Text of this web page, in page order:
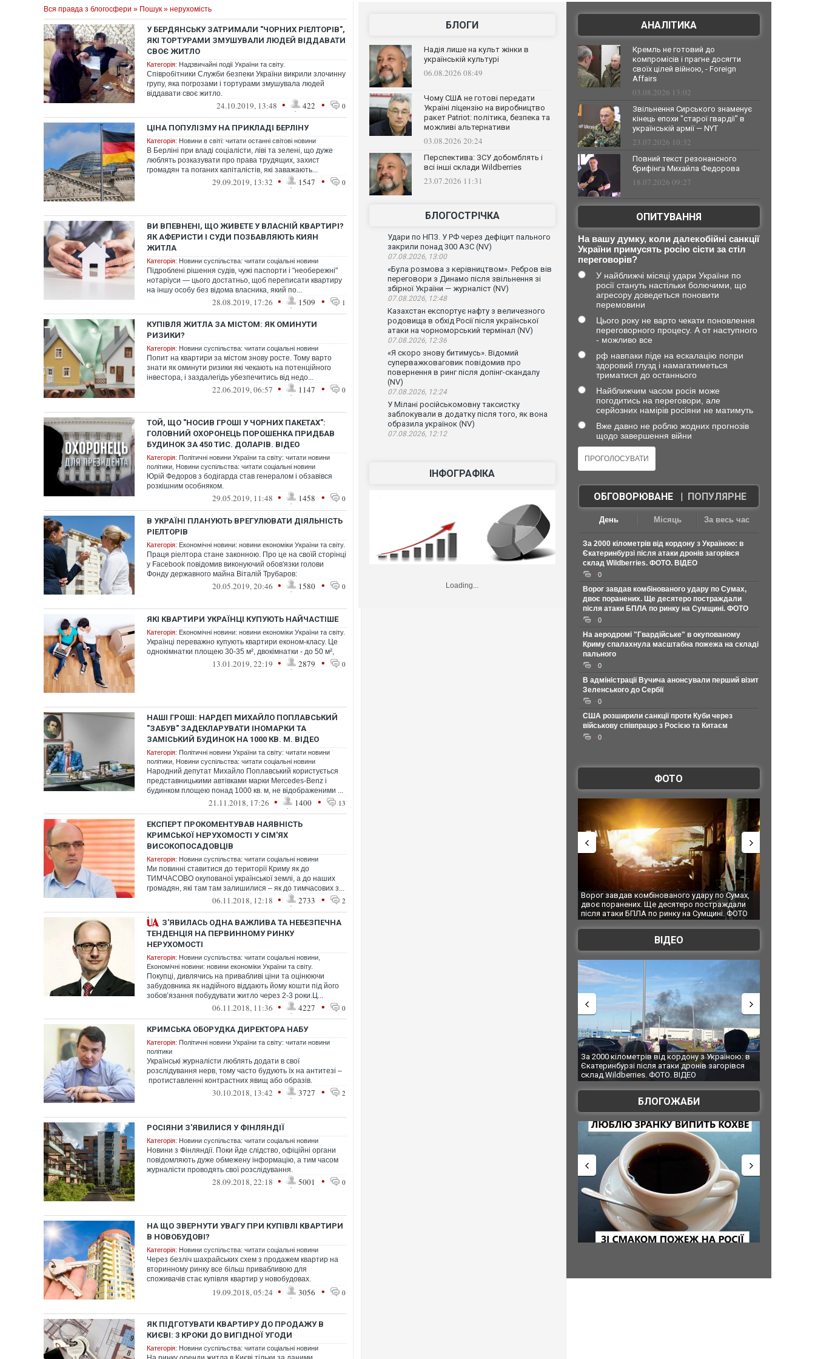
Вся правда з блогосфери » Пошук » нерухомість
У БЕРДЯНСЬКУ ЗАТРИМАЛИ "ЧОРНИХ РІЕЛТОРІВ",
ЯКІ ТОРТУРАМИ ЗМУШУВАЛИ ЛЮДЕЙ ВІДДАВАТИ
СВОЄ ЖИТЛО
Категорія: Надзвичайні події України та світу.
Співробітники Служби безпеки України викрили злочинну
групу, яка погрозами і тортурами змушувала людей
віддавати своє житло.
24.10.2019, 13:48 • 422 • 0
ЦІНА ПОПУЛІЗМУ НА ПРИКЛАДІ БЕРЛІНУ
Категорія: Новини в світі: читати останні світові новини
В Берліні при владі соціалісти, ліві та зелені, що дуже
люблять розказувати про права трудящих, захист
громадян та поганих капіталістів, які заважають...
29.09.2019, 13:32 • 1547 • 0
ВИ ВПЕВНЕНІ, ЩО ЖИВЕТЕ У ВЛАСНІЙ КВАРТИРІ?
ЯК АФЕРИСТИ І СУДИ ПОЗБАВЛЯЮТЬ КИЯН
ЖИТЛА
Категорія: Новини суспільства: читати соціальні новини
Підроблені рішення судів, чужі паспорти і "необережні"
нотаріуси — цього достатньо, щоб переписати квартиру
на іншу особу без відома власника, який по...
28.08.2019, 17:26 • 1509 • 1
КУПІВЛЯ ЖИТЛА ЗА МІСТОМ: ЯК ОМИНУТИ
РИЗИКИ?
Категорія: Новини суспільства: читати соціальні новини
Попит на квартири за містом знову росте. Тому варто
знати як оминути ризики які чекають на потенційного
інвестора, і заздалегідь убезпечитись від недо...
22.06.2019, 06:57 • 1147 • 0
ТОЙ, ЩО "НОСИВ ГРОШІ У ЧОРНИХ ПАКЕТАХ":
ГОЛОВНИЙ ОХОРОНЕЦЬ ПОРОШЕНКА ПРИДБАВ
БУДИНОК ЗА 450 ТИС. ДОЛАРІВ. ВІДЕО
Категорія: Політичні новини України та світу: читати новини
політики Новини суспільства: читати соціальні новини
Юрій Федоров з бодігарда став генералом і обзавівся
розкішним особняком.
29.05.2019, 11:48 • 1458 • 0
В УКРАЇНІ ПЛАНУЮТЬ ВРЕГУЛЮВАТИ ДІЯЛЬНІСТЬ
РІЕЛТОРІВ
Категорія: Економічні новини: новини економіки України та світу.
Праця ріелтора стане законною. Про це на своїй сторінці
у Facebook повідомив виконуючий обов'язки голови
Фонду державного майна Віталій Трубаров:
20.05.2019, 20:46 • 1580 • 0
ЯКІ КВАРТИРИ УКРАЇНЦІ КУПУЮТЬ НАЙЧАСТІШЕ
Категорія: Економічні новини: новини економіки України та світу.
Українці переважно купують квартири економ-класу. Це
однокімнатки площею 30-35 м², двокімнатки - до 50 м²,
13.01.2019, 22:19 • 2879 • 0
НАШІ ГРОШІ: НАРДЕП МИХАЙЛО ПОПЛАВСЬКИЙ
"ЗАБУВ" ЗАДЕКЛАРУВАТИ ІНОМАРКИ ТА
ЗАМІСЬКИЙ БУДИНОК НА 1000 КВ. М. ВІДЕО
Категорія: Політичні новини України та світу: читати новини
політики Новини суспільства: читати соціальні новини
Народний депутат Михайло Поплавський користується
представницькими автівками марки Mercedes-Benz і
будинком площею понад 1000 кв. м, не відображеними ...
21.11.2018, 17:26 • 1400 • 13
ЕКСПЕРТ ПРОКОМЕНТУВАВ НАЯВНІСТЬ
КРИМСЬКОЇ НЕРУХОМОСТІ У СІМ'ЯХ
ВИСОКОПОСАДОВЦІВ
Категорія: Новини суспільства: читати соціальні новини
Ми повинні ставитися до території Криму як до
ТИМЧАСОВО окупованої української землі, а до наших
громадян, які там там залишилися – як до тимчасових з...
06.11.2018, 12:18 • 2733 • 2
З'ЯВИЛАСЬ ОДНА ВАЖЛИВА ТА НЕБЕЗПЕЧНА
ТЕНДЕНЦІЯ НА ПЕРВИННОМУ РИНКУ
НЕРУХОМОСТІ
Категорія: Новини суспільства: читати соціальні новини
Економічні новини: новини економіки України та світу.
Покупці, дивлячись на привабливі ціни та оцінюючи
забудовника як надійного віддають йому кошти під його
зобов’язання побудувати житло через 2-3 роки.Ц...
06.11.2018, 11:36 • 4227 • 0
КРИМСЬКА ОБОРУДКА ДИРЕКТОРА НАБУ
Категорія: Політичні новини України та світу: читати новини
політики
Українські журналісти люблять додати в свої
розслідування нерв, тому часто будують їх на антитезі –
протиставленні контрастних явищ або образів.
30.10.2018, 13:42 • 3727 • 2
РОСІЯНИ З'ЯВИЛИСЯ У ФІНЛЯНДІЇ
Категорія: Новини суспільства: читати соціальні новини
Новини з Фінляндії. Поки йде слідство, офіційні органи
повідомляють дуже обмежену інформацію, а тим часом
журналісти проводять свої розслідування.
28.09.2018, 22:18 • 5001 • 0
НА ЩО ЗВЕРНУТИ УВАГУ ПРИ КУПІВЛІ КВАРТИРИ
В НОВОБУДОВІ?
Категорія: Новини суспільства: читати соціальні новини
Через безліч шахрайських схем з продажем квартир на
вторинному ринку все більш привабливою для
споживачів стає купівля квартир у новобудовах.
19.09.2018, 05:24 • 3056 • 0
ЯК ПІДГОТУВАТИ КВАРТИРУ ДО ПРОДАЖУ В
КИЄВІ: 3 КРОКИ ДО ВИГІДНОЇ УГОДИ
Категорія: Новини суспільства: читати соціальні новини
БЛОГИ
Надія лише на культ жінки в
українській культурі
06.08.2026 08:49
Чому США не готові передати
Україні ліцензію на виробництво
ракет Patriot: політика, безпека та
можливі альтернативи
03.08.2026 20:24
Перспектива: ЗСУ добомблять і
всі інші склади Wildberries
23.07.2026 11:31
БЛОГОСТРІЧКА
Удари по НПЗ. У РФ через дефіцит пального
закрили понад 300 АЗС (NV)
07.08.2026, 13:00
«Була розмова з керівництвом». Ребров вів
переговори з Динамо після звільнення зі
збірної України — журналіст (NV)
07.08.2026, 12:48
Казахстан експортує нафту з величезного
родовища в обхід Росії після української
атаки на чорноморський термінал (NV)
07.08.2026, 12:36
«Я скоро знову битимусь». Відомий
суперважковаговик повідомив про
повернення в ринг після допінг-скандалу
(NV)
07.08.2026, 12:24
У Мілані російськомовну таксистку
заблокували в додатку після того, як вона
образила українок (NV)
07.08.2026, 12:12
ІНФОГРАФІКА
Loading...
АНАЛІТИКА
Кремль не готовий до
компромісів і прагне досягти
своїх цілей війною, - Foreign
Affairs
03.08.2026 13:02
Звільнення Сирського знаменує
кінець епохи "старої гвардії" в
українській армії — NYT
23.07.2026 10:32
Повний текст резонансного
брифінга Михайла Федорова
18.07.2026 09:27
ОПИТУВАННЯ
На вашу думку, коли далекобійні санкції
України примусять росію сісти за стіл
переговорів?
У найближчі місяці удари України по
росії стануть настільки болючими, що
агресору доведеться поновити
перемовини
Цього року не варто чекати поновлення
переговорного процесу. А от наступного
- можливо все
рф навпаки піде на ескалацію попри
здоровий глузд і намагатиметься
триматися до останнього
Найближчим часом росія може
погодитись на переговори, але
серйозних намірів росіяни не матимуть
Вже давно не роблю жодних прогнозів
щодо завершення війни
ОБГОВОРЮВАНЕ| ПОПУЛЯРНЕ
День Місяць За весь час
За 2000 кілометрів від кордону з Україною: в
Єкатеринбурзі після атаки дронів загорівся
склад Wildberries. ФОТО. ВІДЕО
0
Ворог завдав комбінованого удару по Сумах,
двоє поранених. Ще десятеро постраждали
після атаки БПЛА по ринку на Сумщині. ФОТО
0
На аеродромі "Гвардійське" в окупованому
Криму спалахнула масштабна пожежа на складі
пального
0
В адміністрації Вучича анонсували перший візит
Зеленського до Сербії
0
США розширили санкції проти Куби через
військову співпрацю з Росією та Китаєм
0
ФОТО
Ворог завдав комбінованого удару по Сумах,
двоє поранених. Ще десятеро постраждали
після атаки БПЛА по ринку на Сумщині. ФОТО
За 2000 кілометрів від кордону з Україною: в
Єкатеринбурзі після атаки дронів загорівся
склад Wildberries. ФОТО. ВІДЕО
ВІДЕО
За 2000 кілометрів від кордону з Україною: в
Єкатеринбурзі після атаки дронів загорівся
В Таїланді футболіст загинув від удару
блискавки під час матчу: ще 12 людей
постраждали. ВІДЕО
БЛОГОЖАБИ